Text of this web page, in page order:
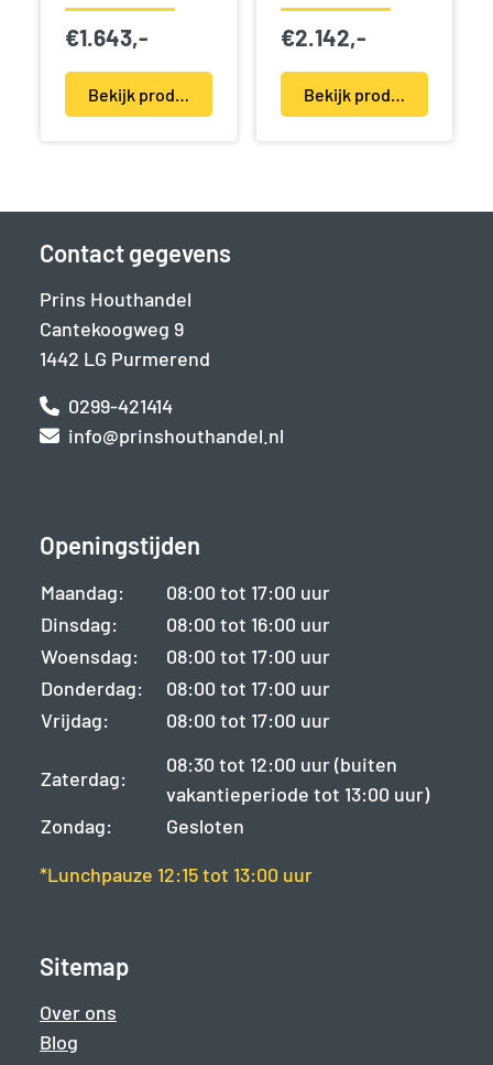
€1.643,-
Bekijk product(en)
€2.142,-
Bekijk product(en)
Contact gegevens
Prins Houthandel
Cantekoogweg 9
1442 LG Purmerend
0299-421414
info@prinshouthandel.nl
Openingstijden
Maandag:
08:00 tot 17:00 uur
Dinsdag:
08:00 tot 16:00 uur
Woensdag:
08:00 tot 17:00 uur
Donderdag:
08:00 tot 17:00 uur
Vrijdag:
08:00 tot 17:00 uur
Zaterdag:
08:30 tot 12:00 uur (buiten
vakantieperiode tot 13:00 uur)
Zondag:
Gesloten
*Lunchpauze 12:15 tot 13:00 uur
Sitemap
Over ons
Blog